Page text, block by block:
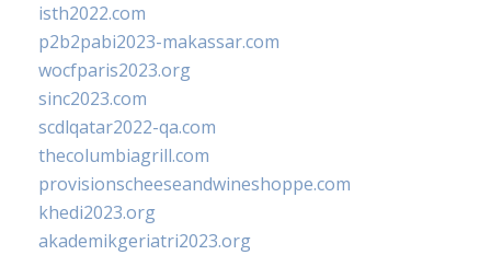
isth2022.com
p2b2pabi2023-makassar.com
wocfparis2023.org
sinc2023.com
scdlqatar2022-qa.com
thecolumbiagrill.com
provisionscheeseandwineshoppe.com
khedi2023.org
akademikgeriatri2023.org